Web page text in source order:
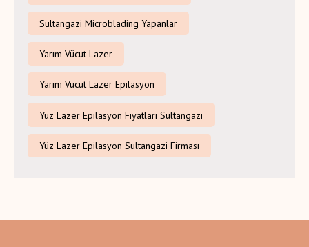
Sultangazi Microblading Yapanlar
Yarım Vücut Lazer
Yarım Vücut Lazer Epilasyon
Yüz Lazer Epilasyon Fiyatları Sultangazi
Yüz Lazer Epilasyon Sultangazi Firması